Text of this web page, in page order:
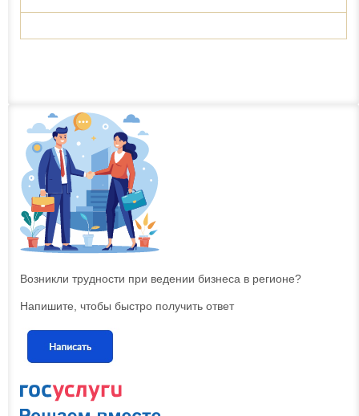
Возникли трудности при ведении бизнеса в регионе?
Напишите, чтобы быстро получить ответ